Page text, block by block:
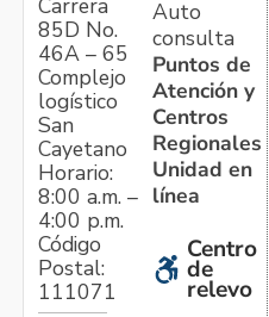
85D No.
46A – 65
Complejo
logístico
San
Cayetano
Horario:
8:00 a.m. –
4:00 p.m.
Código
Postal:
111071
Auto
consulta
Puntos de
Atención y
Centros
Regionales
Unidad en
línea
Centro
de
relevo